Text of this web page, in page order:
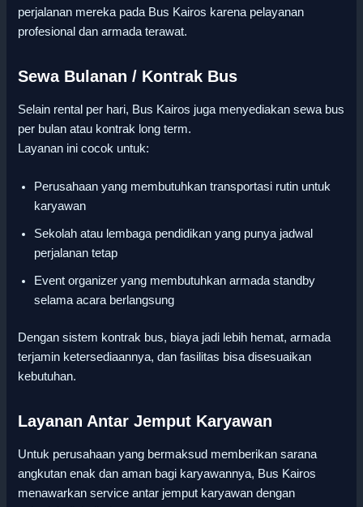
perjalanan mereka pada Bus Kairos karena pelayanan
profesional dan armada terawat.
Sewa Bulanan / Kontrak Bus
Selain rental per hari, Bus Kairos juga menyediakan sewa bus
per bulan atau kontrak long term.
Layanan ini cocok untuk:
Perusahaan yang membutuhkan transportasi rutin untuk
karyawan
Sekolah atau lembaga pendidikan yang punya jadwal
perjalanan tetap
Event organizer yang membutuhkan armada standby
selama acara berlangsung
Dengan sistem kontrak bus, biaya jadi lebih hemat, armada
terjamin ketersediaannya, dan fasilitas bisa disesuaikan
kebutuhan.
Layanan Antar Jemput Karyawan
Untuk perusahaan yang bermaksud memberikan sarana
angkutan enak dan aman bagi karyawannya, Bus Kairos
menawarkan service antar jemput karyawan dengan